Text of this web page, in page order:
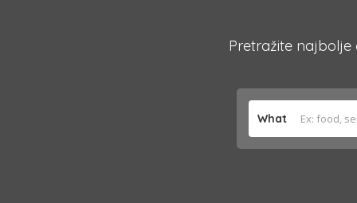
Pretražite najbolje
What